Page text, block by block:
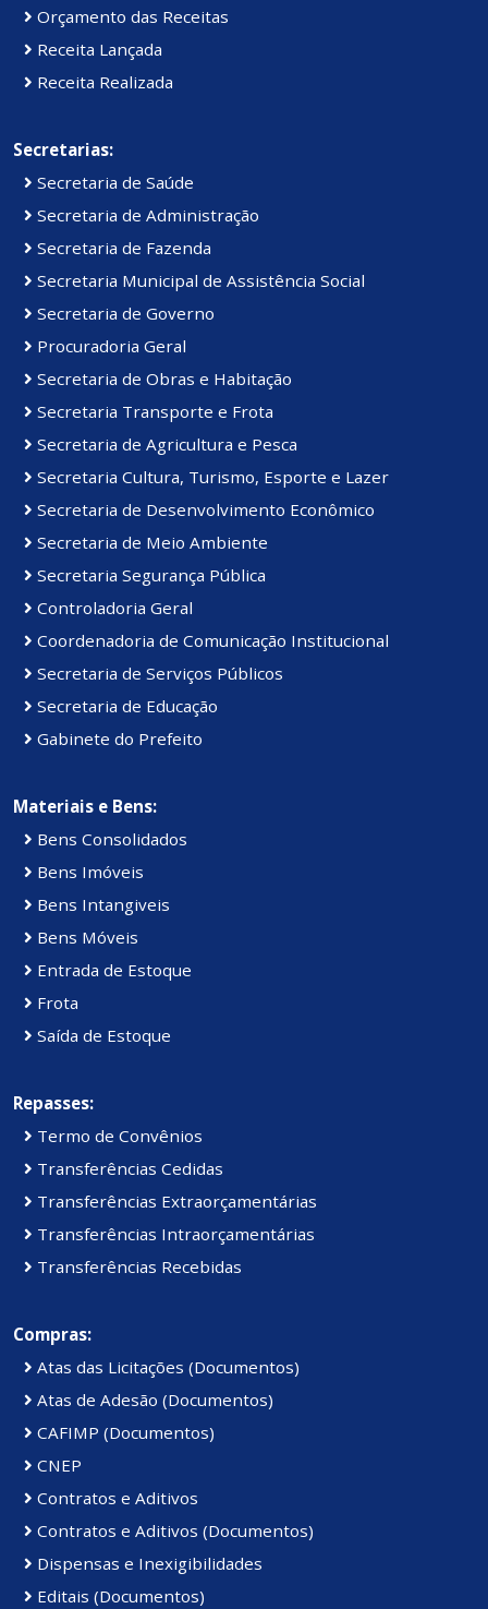
Orçamento das Receitas
Receita Lançada
Receita Realizada
Secretarias:
Secretaria de Saúde
Secretaria de Administração
Secretaria de Fazenda
Secretaria Municipal de Assistência Social
Secretaria de Governo
Procuradoria Geral
Secretaria de Obras e Habitação
Secretaria Transporte e Frota
Secretaria de Agricultura e Pesca
Secretaria Cultura, Turismo, Esporte e Lazer
Secretaria de Desenvolvimento Econômico
Secretaria de Meio Ambiente
Secretaria Segurança Pública
Controladoria Geral
Coordenadoria de Comunicação Institucional
Secretaria de Serviços Públicos
Secretaria de Educação
Gabinete do Prefeito
Materiais e Bens:
Bens Consolidados
Bens Imóveis
Bens Intangiveis
Bens Móveis
Entrada de Estoque
Frota
Saída de Estoque
Repasses:
Termo de Convênios
Transferências Cedidas
Transferências Extraorçamentárias
Transferências Intraorçamentárias
Transferências Recebidas
Compras:
Atas das Licitações (Documentos)
Atas de Adesão (Documentos)
CAFIMP (Documentos)
CNEP
Contratos e Aditivos
Contratos e Aditivos (Documentos)
Dispensas e Inexigibilidades
Editais (Documentos)